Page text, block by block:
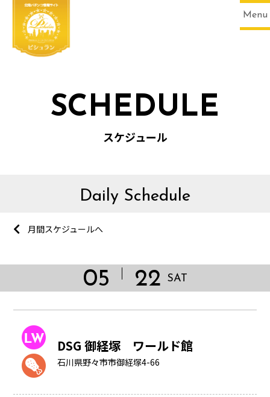
Menu
SCHEDULE
スケジュール
Daily Schedule
月間スケジュールへ
05 22 SAT
DSG 御経塚 ワールド館
石川県野々市市御経塚4-66